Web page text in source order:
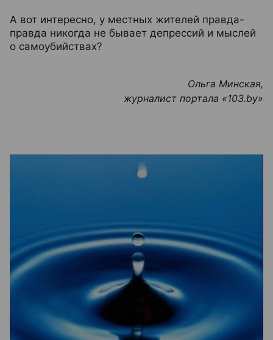
А вот интересно, у местных жителей правда-
правда никогда не бывает депрессий и мыслей
о самоубийствах?
Ольга Минская,
журналист портала «103.by»